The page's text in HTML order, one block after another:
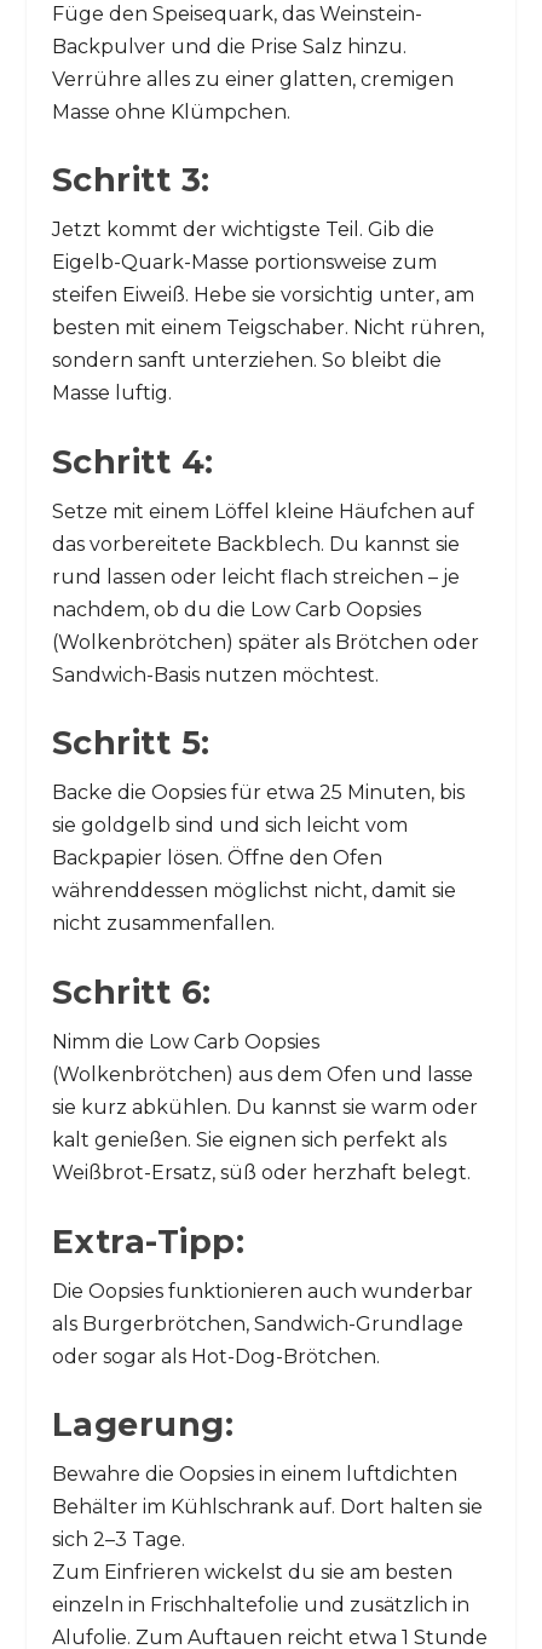
Füge den Speisequark, das Weinstein-
Backpulver und die Prise Salz hinzu.
Verrühre alles zu einer glatten, cremigen
Masse ohne Klümpchen.
Schritt 3:
Jetzt kommt der wichtigste Teil. Gib die
Eigelb-Quark-Masse portionsweise zum
steifen Eiweiß. Hebe sie vorsichtig unter, am
besten mit einem Teigschaber. Nicht rühren,
sondern sanft unterziehen. So bleibt die
Masse luftig.
Schritt 4:
Setze mit einem Löffel kleine Häufchen auf
das vorbereitete Backblech. Du kannst sie
rund lassen oder leicht flach streichen – je
nachdem, ob du die Low Carb Oopsies
(Wolkenbrötchen) später als Brötchen oder
Sandwich-Basis nutzen möchtest.
Schritt 5:
Backe die Oopsies für etwa 25 Minuten, bis
sie goldgelb sind und sich leicht vom
Backpapier lösen. Öffne den Ofen
währenddessen möglichst nicht, damit sie
nicht zusammenfallen.
Schritt 6:
Nimm die Low Carb Oopsies
(Wolkenbrötchen) aus dem Ofen und lasse
sie kurz abkühlen. Du kannst sie warm oder
kalt genießen. Sie eignen sich perfekt als
Weißbrot-Ersatz, süß oder herzhaft belegt.
Extra-Tipp:
Die Oopsies funktionieren auch wunderbar
als Burgerbrötchen, Sandwich-Grundlage
oder sogar als Hot-Dog-Brötchen.
Lagerung:
Bewahre die Oopsies in einem luftdichten
Behälter im Kühlschrank auf. Dort halten sie
sich 2–3 Tage.
Zum Einfrieren wickelst du sie am besten
einzeln in Frischhaltefolie und zusätzlich in
Alufolie. Zum Auftauen reicht etwa 1 Stunde